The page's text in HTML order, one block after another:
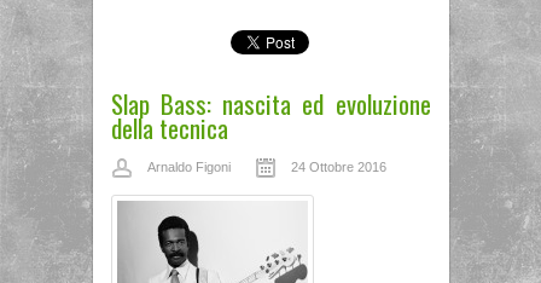
Slap Bass: nascita ed evoluzione
della tecnica
Arnaldo Figoni 24 Ottobre 2016